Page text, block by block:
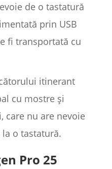
de o tastatură
prin USB
fi transportată cu
itinerant
cu mostre și
care nu are nevoie
o tastatură.
Pro 25